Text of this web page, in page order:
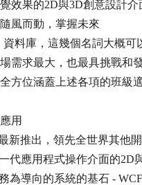
效果的2D與3D創意設計介
風而動，掌握未來
資料庫，這幾個名詞大概
需求最大，也最具挑戰和
方位涵蓋上述各項的班級
用
新推出，領先全世界其他
代應用程式操作介面的2D
為導向的系統的基石 -